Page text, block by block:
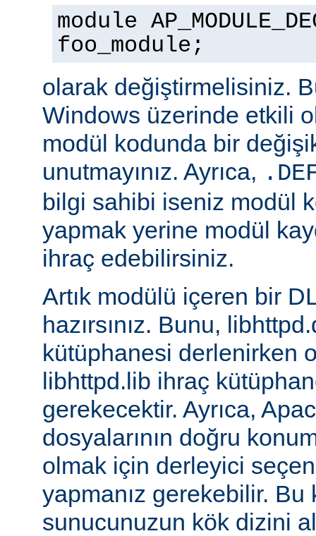
module
foo_module;
olarak değiştirmelisiniz.
Windows üzerinde etkili
modül kodunda bir
unutmayınız. Ayrıca,
bilgi sahibi iseniz modül
yapmak yerine modül
ihraç edebilirsiniz.
Artık modülü içeren bir
hazırsınız. Bunu,
kütüphanesi derlenirken
libhttpd.lib ihraç
gerekecektir. Ayrıca,
dosyalarının doğru
olmak için derleyici
yapmanız gerekebilir. Bu
sunucunuzun kök dizini